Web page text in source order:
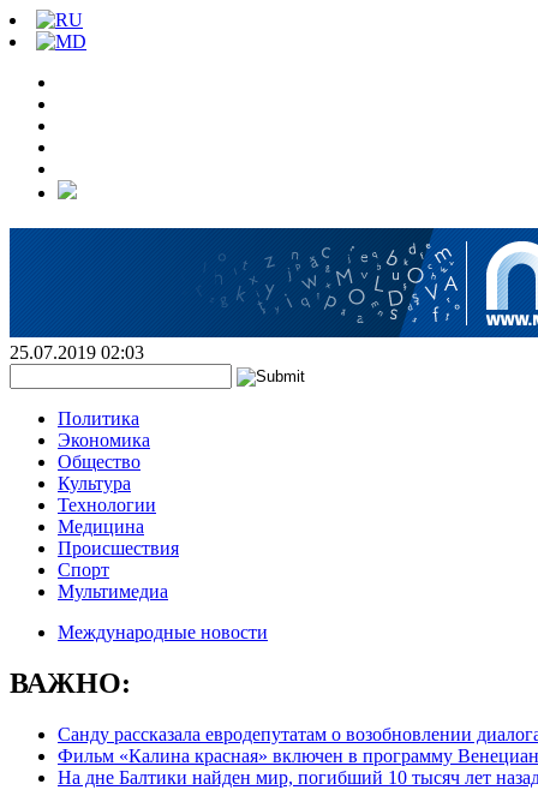
25.07.2019 02:03
Политика
Экономика
Общество
Культура
Технологии
Медицина
Происшествия
Спорт
Мультимедиа
Международные новости
ВАЖНО:
Санду рассказала евродепутатам о возобновлении
Фильм «Калина красная» включен в программу
На дне Балтики найден мир, погибший 10 тысяч лет